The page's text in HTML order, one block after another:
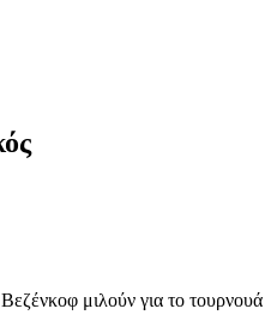
μιλούν για το